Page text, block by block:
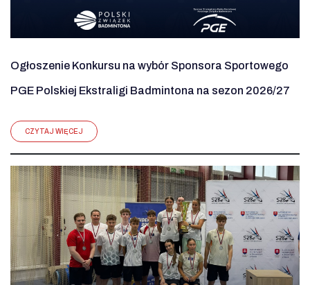
Ogłoszenie Konkursu na wybór Sponsora Sportowego
PGE Polskiej Ekstraligi Badmintona na sezon 2026/27
CZYTAJ WIĘCEJ